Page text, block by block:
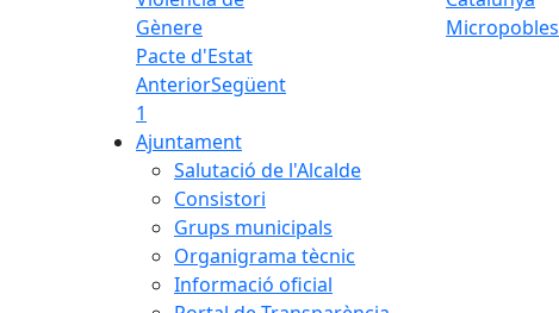
Pacte d'Estat
Micropobles
AnteriorSegüent
1
Ajuntament
Salutació de l'Alcalde
Consistori
Grups municipals
Organigrama tècnic
Informació oficial